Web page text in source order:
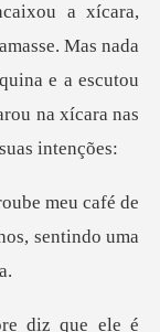
Mas nada
e a escutou
é de
se
diz que ele é